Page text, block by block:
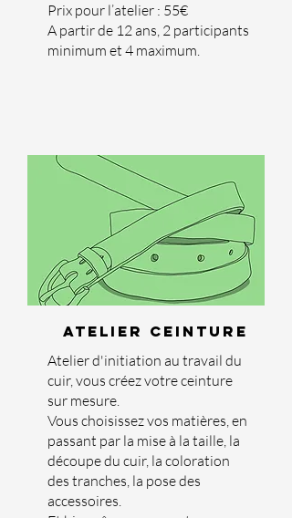
Prix pour l’atelier : 55€
A partir de 12 ans, 2 participants
minimum et 4 maximum.
ATELIER CEINTURE
Atelier d'initiation au travail du
cuir, vous créez votre ceinture
sur mesure.
Vous choisissez vos matières, en
passant par la mise à la taille, la
découpe du cuir, la coloration
des tranches, la pose des
accessoires.